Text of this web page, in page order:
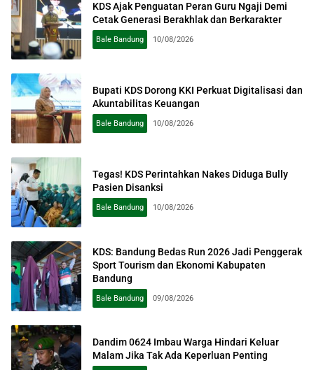
KDS Ajak Penguatan Peran Guru Ngaji Demi
Cetak Generasi Berakhlak dan Berkarakter
Bale Bandung 10/08/2026
Bupati KDS Dorong KKI Perkuat Digitalisasi dan
Akuntabilitas Keuangan
Bale Bandung 10/08/2026
Tegas! KDS Perintahkan Nakes Diduga Bully
Pasien Disanksi
Bale Bandung 10/08/2026
KDS: Bandung Bedas Run 2026 Jadi Penggerak
Sport Tourism dan Ekonomi Kabupaten
Bandung
Bale Bandung 09/08/2026
Dandim 0624 Imbau Warga Hindari Keluar
Malam Jika Tak Ada Keperluan Penting